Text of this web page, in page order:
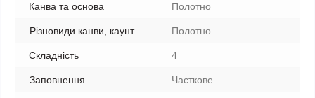
Канва та основа Полотно
Різновиди канви, каунт Полотно
Складність 4
Заповнення Часткове